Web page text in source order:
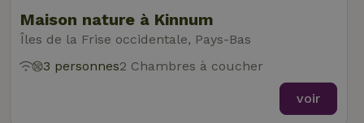
Maison nature à Kinnum
Îles de la Frise occidentale, Pays-Bas
3 personnes2 Chambres à coucher
voir